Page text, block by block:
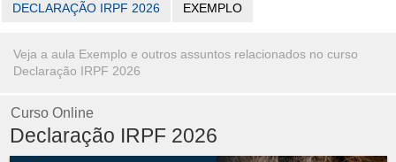
DECLARAÇÃO IRPF 2026 EXEMPLO
Veja a aula Exemplo e outros assuntos relacionados no curso
Declaração IRPF 2026
Curso Online
Declaração IRPF 2026